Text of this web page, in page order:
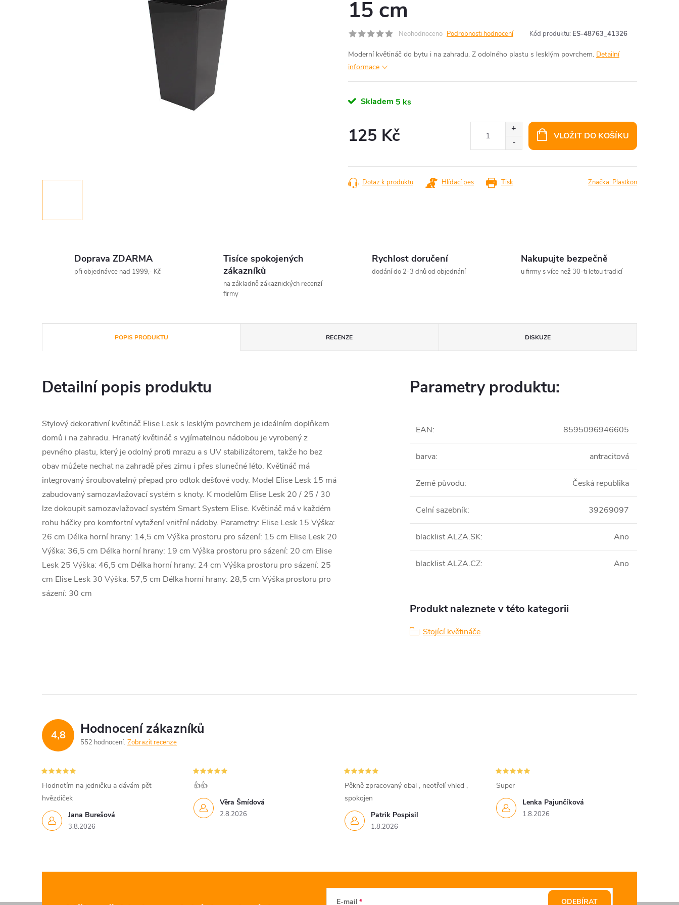
15 cm
Neohodnoceno Podrobnosti hodnocení Kód produktu: ES-48763_41326
Moderní květináč do bytu i na zahradu. Z odolného plastu s lesklým povrchem. Detailní
informace
Skladem 5 ks
125 Kč VLOŽIT DO KOŠÍKU
Tisk
Dotaz k produktu Hlídací pes Značka: Plastkon
Doprava ZDARMA
při objednávce nad 1999,- Kč
Tisíce spokojených
zákazníků
na základně zákaznických recenzí
firmy
Rychlost doručení
dodání do 2-3 dnů od objednání
Nakupujte bezpečně
u firmy s více než 30-ti letou tradicí
POPIS PRODUKTU RECENZE DISKUZE
Detailní popis produktu
Stylový dekorativní květináč Elise Lesk s lesklým povrchem je ideálním doplňkem
domů i na zahradu. Hranatý květináč s vyjímatelnou nádobou je vyrobený z
pevného plastu, který je odolný proti mrazu a s UV stabilizátorem, takže ho bez
obav můžete nechat na zahradě přes zimu i přes slunečné léto. Květináč má
integrovaný šroubovatelný přepad pro odtok dešťové vody. Model Elise Lesk 15 má
zabudovaný samozavlažovací systém s knoty. K modelům Elise Lesk 20 / 25 / 30
lze dokoupit samozavlažovací systém Smart System Elise. Květináč má v každém
rohu háčky pro komfortní vytažení vnitřní nádoby. Parametry: Elise Lesk 15 Výška:
26 cm Délka horní hrany: 14,5 cm Výška prostoru pro sázení: 15 cm Elise Lesk 20
Výška: 36,5 cm Délka horní hrany: 19 cm Výška prostoru pro sázení: 20 cm Elise
Lesk 25 Výška: 46,5 cm Délka horní hrany: 24 cm Výška prostoru pro sázení: 25
cm Elise Lesk 30 Výška: 57,5 cm Délka horní hrany: 28,5 cm Výška prostoru pro
sázení: 30 cm
Parametry produktu:
EAN: 8595096946605
barva: antracitová
Země původu: Česká republika
Celní sazebník: 39269097
blacklist ALZA.SK: Ano
blacklist ALZA.CZ: Ano
Produkt naleznete v této kategorii
Stojící květináče
4,8 Hodnocení zákazníků
552 hodnocení Zobrazit recenze
Jana Burešová
3.8.2026
Hodnotím na jedničku a dávám pět
hvězdiček
Věra Šmídová
2.8.2026
👍👍
Patrik Pospisil
1.8.2026
Pěkně zpracovaný obal , neotřelí vhled ,
spokojen
Lenka Pajunčíková
1.8.2026
Super
E-mail ODEBÍRAT